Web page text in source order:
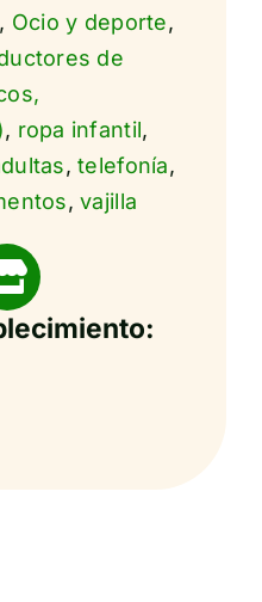
, Ocio y deporte,
de
, ropa infantil,
,telefonía,
,vajilla